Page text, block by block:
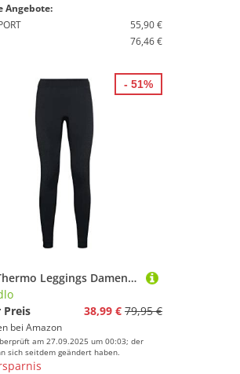
Angebote:
55,90 €
76,46 €
Odlo Thermo Leggings Damen Performance Warm I Thermounterwäsche I Warme Skiunterwäsche Lange Thermohose I Damen
Preis
38,99 € 79,95 €
bei Amazon
am 27.09.2025 um 00:03; der
sich seitdem geändert haben.
- 51%